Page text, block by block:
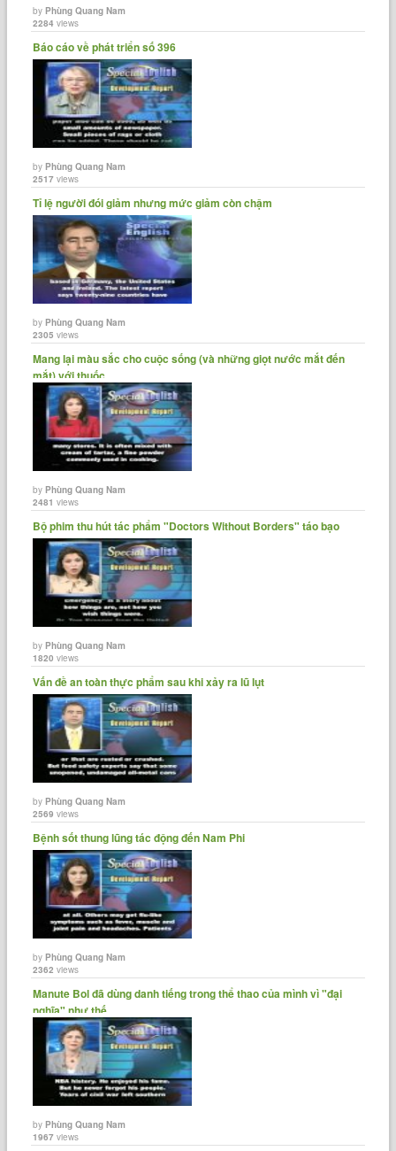
byPhùng Quang Nam
2284 views
Báo cáo về phát triển số 396
byPhùng Quang Nam
2517 views
Tỉ lệ người đói giảm nhưng mức giảm còn chậm
byPhùng Quang Nam
2305 views
Mang lại màu sắc cho cuộc sống (và những giọt nước mắt đến
mắt) với thuốc......
byPhùng Quang Nam
2481 views
Bộ phim thu hút tác phẩm "Doctors Without Borders" táo bạo
byPhùng Quang Nam
1820 views
Vấn đề an toàn thực phẩm sau khi xảy ra lũ lụt
byPhùng Quang Nam
2569 views
Bệnh sốt thung lũng tác động đến Nam Phi
byPhùng Quang Nam
2362 views
Manute Bol đã dùng danh tiếng trong thể thao của mình vì "đại
nghĩa" như thế......
byPhùng Quang Nam
1967 views